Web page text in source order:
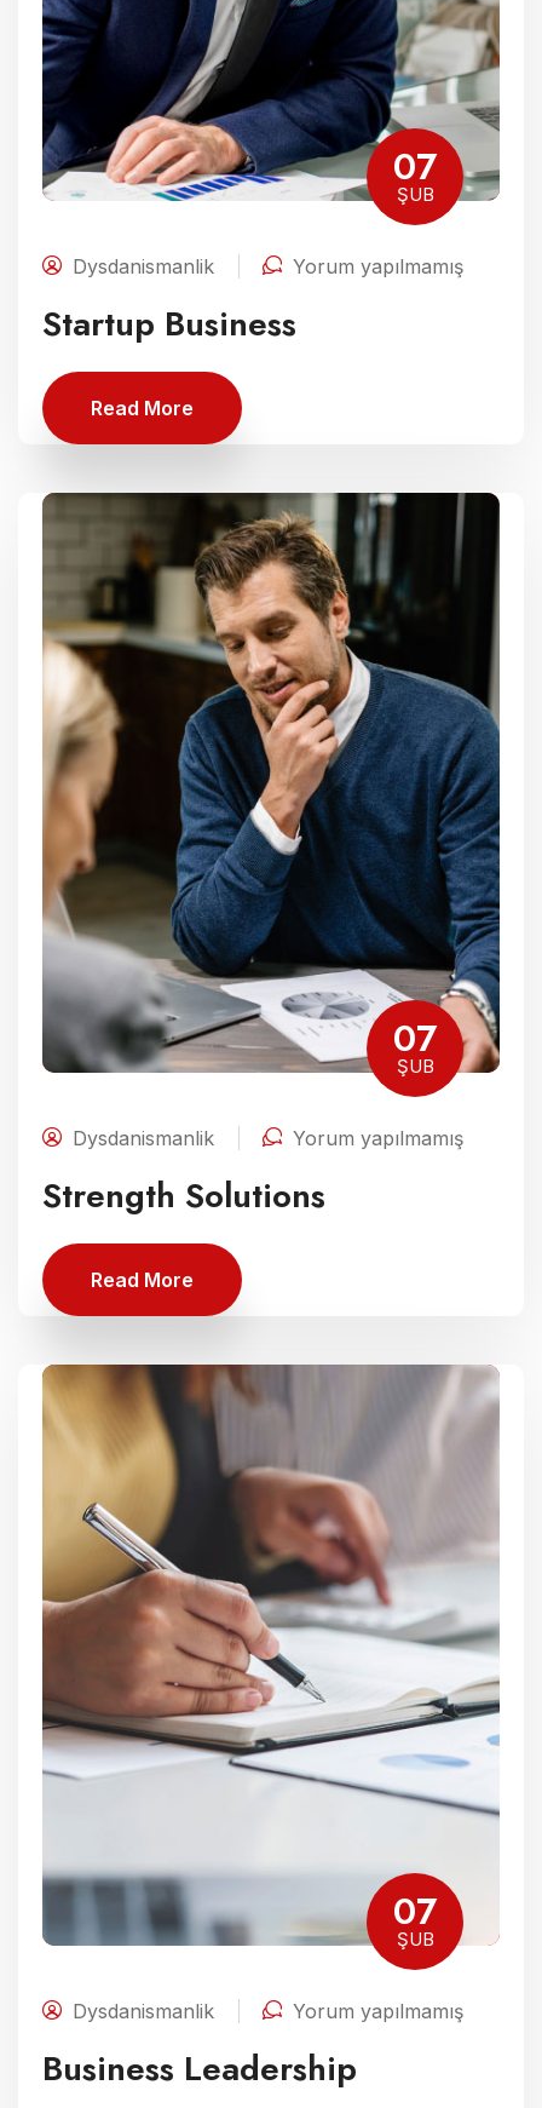
07
ŞUB
Dysdanismanlik Yorum yapılmamış
Startup Business
Read More
07
ŞUB
Dysdanismanlik Yorum yapılmamış
Strength Solutions
Read More
07
ŞUB
Dysdanismanlik Yorum yapılmamış
Business Leadership